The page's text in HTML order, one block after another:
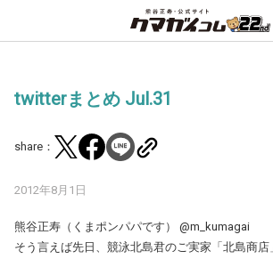
twitterまとめ Jul.31
share：
2012年8月1日
熊谷正寿（くまポンパパです） ‏@m_kumagai
そう言えば先日、競泳北島君のご実家「北島商